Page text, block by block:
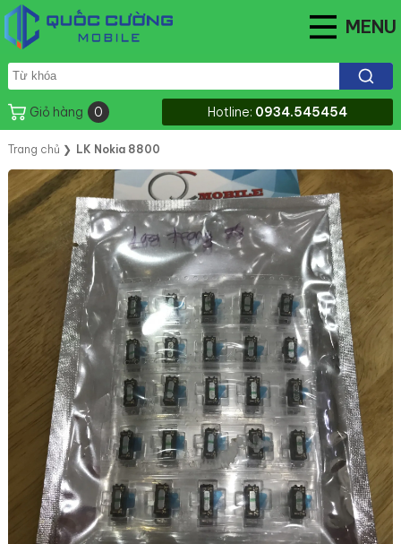
MENU
Giỏ hàng 0 Hotline: 0934.545454
Trang chủ ❯ LK Nokia 8800